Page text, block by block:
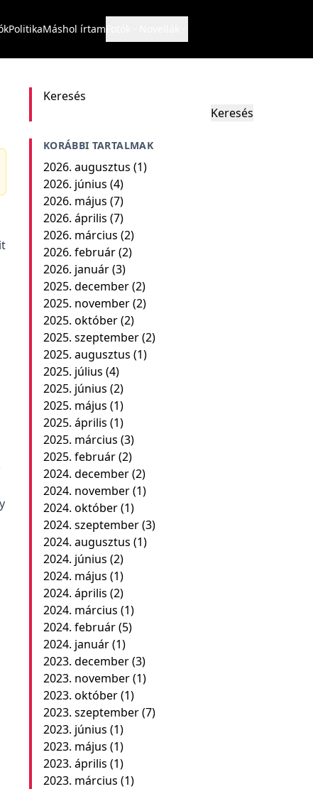
PolitikaMáshol írtam
Keresés
Keresés
KORÁBBI TARTALMAK
2026. augusztus (1)
2026. június (4)
2026. május (7)
2026. április (7)
2026. március (2)
2026. február(2)
2026. január(3)
2025. december(2)
2025. november(2)
2025. október(2)
2025. szeptember(2)
2025. augusztus (1)
2025. július (4)
2025. június (2)
2025. május (1)
2025. április (1)
2025. március (3)
2025. február(2)
2024. december(2)
2024. november(1)
2024. október(1)
2024. szeptember(3)
2024. augusztus (1)
2024. június (2)
2024. május (1)
2024. április (2)
2024. március (1)
2024. február(5)
2024. január(1)
2023. december(3)
2023. november(1)
2023. október(1)
2023. szeptember(7)
2023. június (1)
2023. május (1)
2023. április (1)
2023. március (1)